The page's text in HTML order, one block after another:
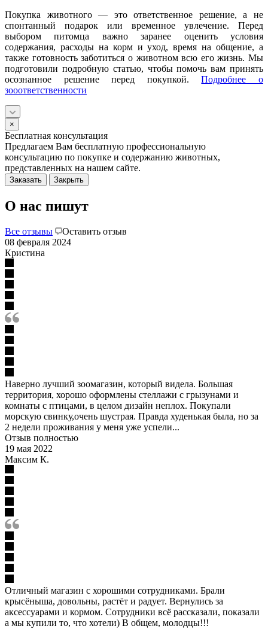
Покупка животного — это ответственное решение, а не
спонтанный подарок или временное увлечение. Перед
выбором питомца важно заранее оценить условия
содержания, расходы на корм и уход, время на общение, а
также готовность заботиться о животном всю его жизнь. Мы
подготовили подробную статью, чтобы помочь вам принять
осознанное решение перед покупкой.Подробнее о
зооответственности
×
Бесплатная консультация
Предлагаем Вам бесплатную профессиональную
консультацию по покупке и содержанию животных,
представленных на нашем сайте.
Заказать Закрыть
О нас пишут
Все отзывы
Оставить отзыв
08 февраля 2024
Кристина
Наверно лучший зоомагазин, который видела. Большая
территория, хорошо оформлены стеллажи с грызунами и
комнаты с птицами, в целом дизайн неплох. Покупали
морскую свинку,очень шустрая. Правда худенькая была, но за
2 недели проживания у меня уже успели...
Отзыв полностью
19 мая 2022
Максим К.
Отличный магазин с хорошими сотрудниками. Брали
крысёныша, довольны, растёт и радует. Вернулись за
аксессуарами и кормом. Сотрудники всё рассказали, показали
а мы купили то, что хотели) В общем, молодцы!!!